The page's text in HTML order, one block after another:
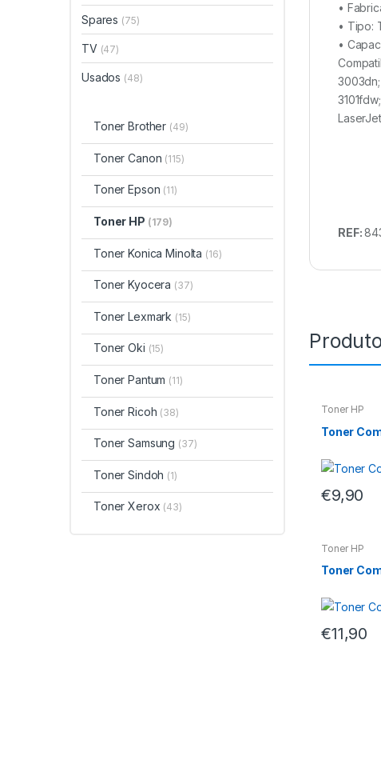
•
• Tipo:
•
REF:
Toner HP
Toner
€9,90
Toner HP
Toner
€11,90
Spares (75)
TV (47)
Usados (48)
Toner Brother (49)
Toner Canon (115)
Toner Epson (11)
Toner HP (179)
Toner Konica Minolta (16)
Toner Kyocera (37)
Toner Lexmark (15)
Toner Oki (15)
Toner Pantum (11)
Toner Ricoh (38)
Toner Samsung (37)
Toner Sindoh (1)
Toner Xerox (43)